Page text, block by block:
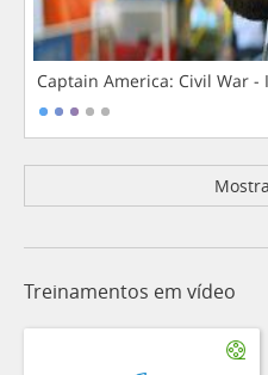
Captain America: Civil War
Treinamentos em vídeo